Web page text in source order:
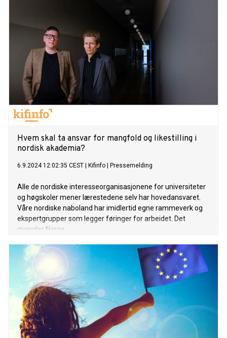
Hvem skal ta ansvar for mangfold og likestilling i
nordisk akademia?
6.9.2024 12:02:35 CEST Kifinfo Pressemelding
Alle de nordiske interesseorganisasjonene for universiteter
og høgskoler mener lærestedene selv har hovedansvaret.
Våre nordiske naboland har imidlertid egne rammeverk og
ekspertgrupper som legger føringer for arbeidet. Det
mangler Norge.